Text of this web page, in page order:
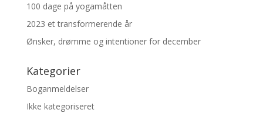
100 dage på yogamåtten
2023 et transformerende år
Ønsker, drømme og intentioner for december
Kategorier
Boganmeldelser
Ikke kategoriseret